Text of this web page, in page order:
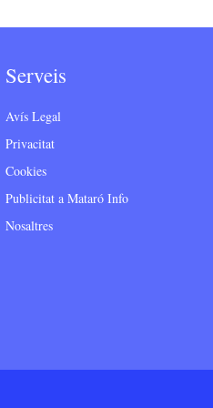
Serveis
Avís Legal
Privacitat
Cookies
Publicitat a Mataró Info
Nosaltres